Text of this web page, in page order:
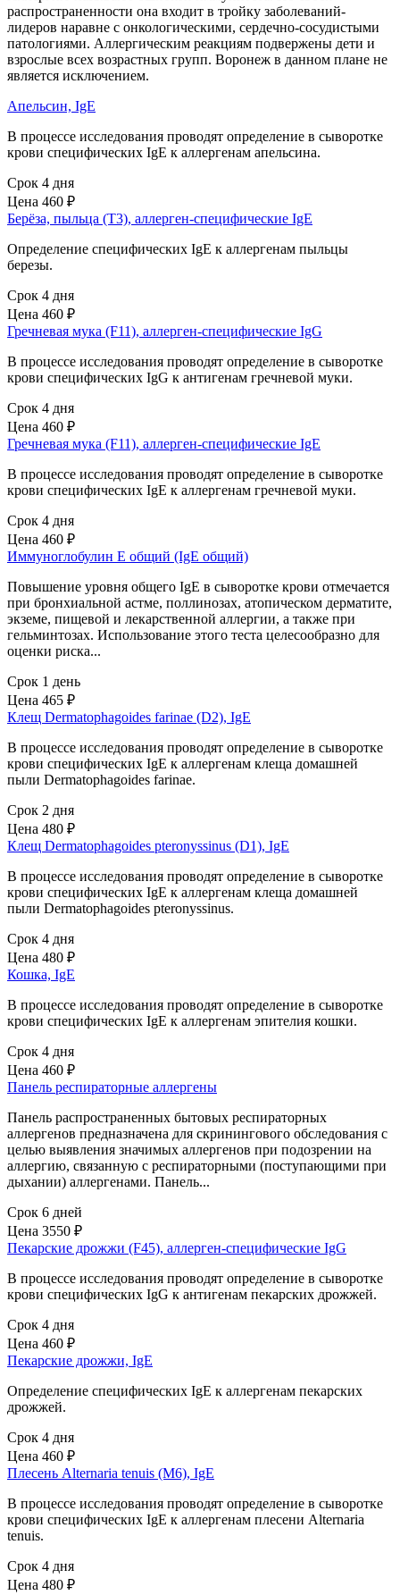
распространенности она входит в тройку заболеваний-
лидеров наравне с онкологическими, сердечно-сосудистыми
патологиями. Аллергическим реакциям подвержены дети и
взрослые всех возрастных групп. Воронеж в данном плане не
является исключением.
Апельсин, IgE
В процессе исследования проводят определение в сыворотке
крови специфических IgE к аллергенам апельсина.
Срок 4 дня
Цена 460 ₽
Берёза, пыльца (Т3), аллерген-специфические IgЕ
Определение специфических IgE к аллергенам пыльцы
березы.
Срок 4 дня
Цена 460 ₽
Гречневая мука (F11), аллерген-специфические IgG
В процессе исследования проводят определение в сыворотке
крови специфических IgG к антигенам гречневой муки.
Срок 4 дня
Цена 460 ₽
Гречневая мука (F11), аллерген-специфические IgЕ
В процессе исследования проводят определение в сыворотке
крови специфических IgE к аллергенам гречневой муки.
Срок 4 дня
Цена 460 ₽
Иммуноглобулин Е общий (IgE общий)
Повышение уровня общего IgE в сыворотке крови отмечается
при бронхиальной астме, поллинозах, атопическом дерматите,
экземе, пищевой и лекарственной аллергии, а также при
гельминтозах. Использование этого теста целесообразно для
оценки риска...
Срок 1 день
Цена 465 ₽
Клещ Dermatophagoides farinae (D2), IgE
В процессе исследования проводят определение в сыворотке
крови специфических IgE к аллергенам клеща домашней
пыли Dermatophagoides farinae.
Срок 2 дня
Цена 480 ₽
Клещ Dermatophagoides pteronyssinus (D1), IgE
В процессе исследования проводят определение в сыворотке
крови специфических IgE к аллергенам клеща домашней
пыли Dermatophagoides pteronyssinus.
Срок 4 дня
Цена 480 ₽
Кошка, IgE
В процессе исследования проводят определение в сыворотке
крови специфических IgE к аллергенам эпителия кошки.
Срок 4 дня
Цена 460 ₽
Панель респираторные аллергены
Панель распространенных бытовых респираторных
аллергенов предназначена для скринингового обследования с
целью выявления значимых аллергенов при подозрении на
аллергию, связанную с респираторными (поступающими при
дыхании) аллергенами. Панель...
Срок 6 дней
Цена 3550 ₽
Пекарские дрожжи (F45), аллерген-специфические IgG
В процессе исследования проводят определение в сыворотке
крови специфических IgG к антигенам пекарских дрожжей.
Срок 4 дня
Цена 460 ₽
Пекарские дрожжи, IgE
Определение специфических IgE к аллергенам пекарских
дрожжей.
Срок 4 дня
Цена 460 ₽
Плесень Alternaria tenuis (M6), IgE
В процессе исследования проводят определение в сыворотке
крови специфических IgE к аллергенам плесени Alternaria
tenuis.
Срок 4 дня
Цена 480 ₽